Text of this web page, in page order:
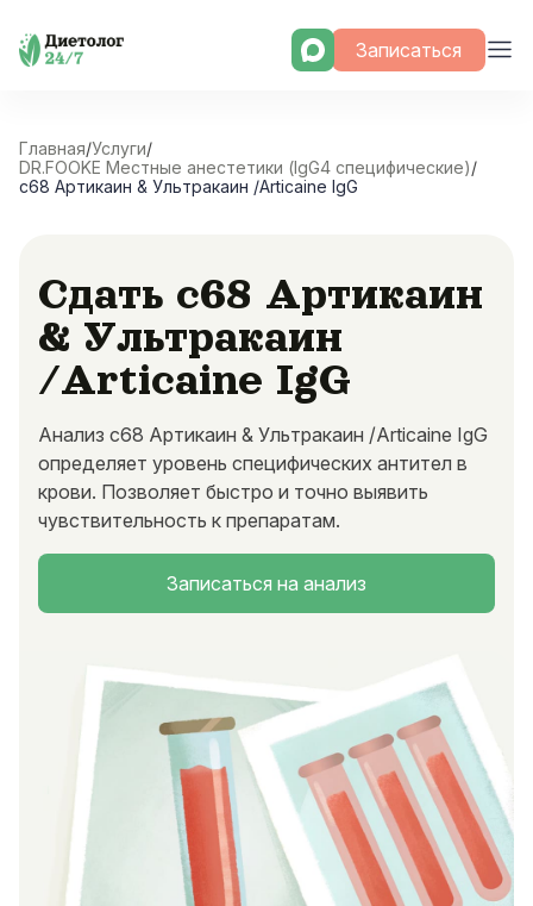
Skip
Записаться
Главная/Услуги/
DR.FOOKE Местные анестетики (IgG4 специфические)/
c68 Артикаин & Ультракаин /Articaine IgG
Сдать c68 Артикаин
& Ультракаин
/Articaine IgG
Анализ c68 Артикаин & Ультракаин /Articaine IgG
определяет уровень специфических антител в
крови. Позволяет быстро и точно выявить
чувствительность к препаратам.
Записаться на анализ